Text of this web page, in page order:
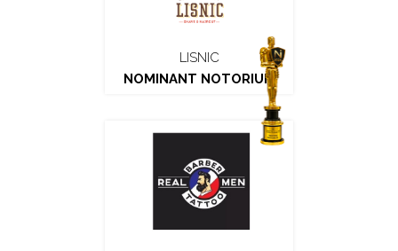
LISNIC
NOMINANT NOTORIUM